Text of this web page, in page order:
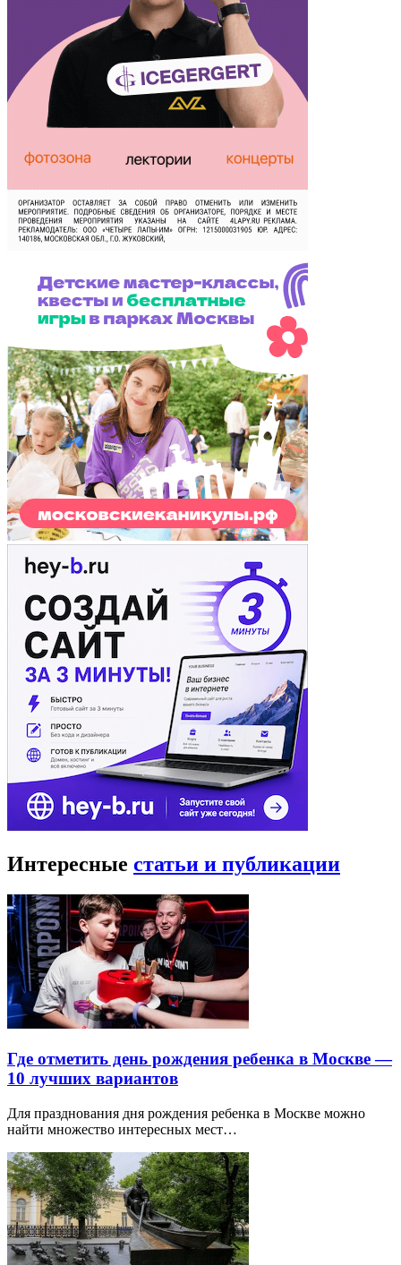
Интересные статьи и публикации
Где отметить день рождения ребенка в Москве —
10 лучших вариантов
Для празднования дня рождения ребенка в Москве можно
найти множество интересных мест…